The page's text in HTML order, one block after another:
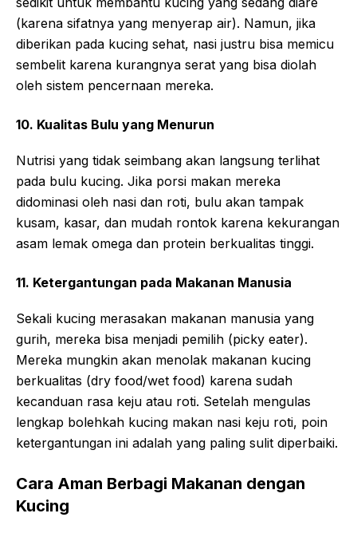
(karena sifatnya yang menyerap air). Namun, jika
diberikan pada kucing sehat, nasi justru bisa memicu
sembelit karena kurangnya serat yang bisa diolah
oleh sistem pencernaan mereka.
10. Kualitas Bulu yang Menurun
Nutrisi yang tidak seimbang akan langsung terlihat
pada bulu kucing. Jika porsi makan mereka
didominasi oleh nasi dan roti, bulu akan tampak
kusam, kasar, dan mudah rontok karena kekurangan
asam lemak omega dan protein berkualitas tinggi.
11. Ketergantungan pada Makanan Manusia
Sekali kucing merasakan makanan manusia yang
gurih, mereka bisa menjadi pemilih (picky eater).
Mereka mungkin akan menolak makanan kucing
berkualitas (dry food/wet food) karena sudah
kecanduan rasa keju atau roti. Setelah mengulas
lengkap bolehkah kucing makan nasi keju roti, poin
ketergantungan ini adalah yang paling sulit diperbaiki.
Cara Aman Berbagi Makanan dengan
Kucing